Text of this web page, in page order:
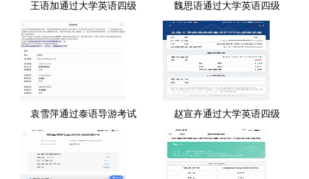
王语加通过大学英语四级 魏思语通过大学英语四级
袁雪萍通过泰语导游考试 赵宣卉通过大学英语四级